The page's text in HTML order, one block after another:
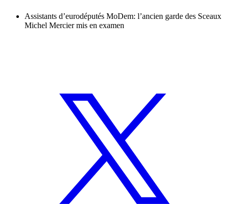
Assistants d’eurodéputés MoDem: l’ancien garde des Sceaux
Michel Mercier mis en examen